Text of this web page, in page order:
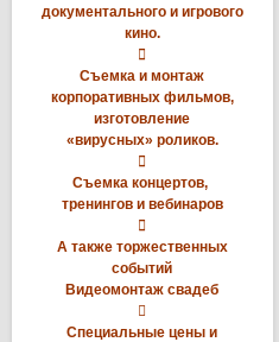
документального и игрового
кино.

Съемка и монтаж
корпоративных фильмов,
изготовление
«вирусных» роликов.

Съемка концертов,
тренингов и вебинаров

А также торжественных
событий
Видеомонтаж свадеб

Специальные цены и